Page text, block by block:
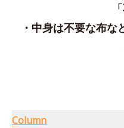
・中身は不要な布
Column